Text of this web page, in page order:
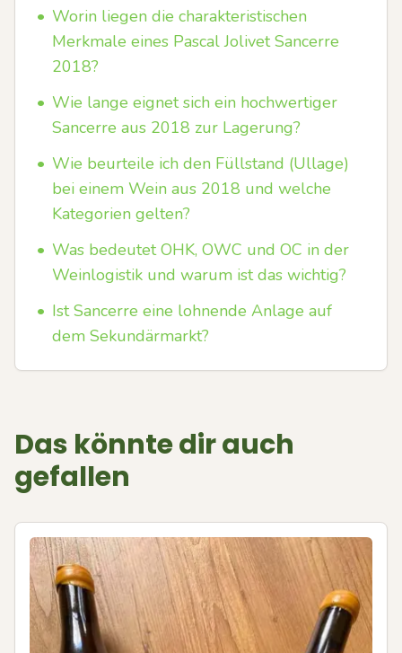
• Worin liegen die charakteristischen
Merkmale eines Pascal Jolivet Sancerre
2018?
• Wie lange eignet sich ein hochwertiger
Sancerre aus 2018 zur Lagerung?
• Wie beurteile ich den Füllstand (Ullage)
bei einem Wein aus 2018 und welche
Kategorien gelten?
• Was bedeutet OHK, OWC und OC in der
Weinlogistik und warum ist das wichtig?
• Ist Sancerre eine lohnende Anlage auf
dem Sekundärmarkt?
Das könnte dir auch
gefallen